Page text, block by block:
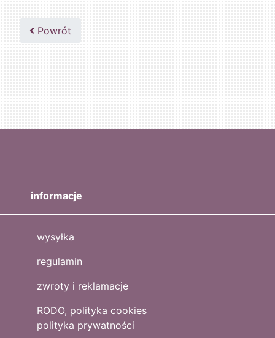
Powrót
informacje
wysyłka
regulamin
zwroty i reklamacje
RODO, polityka cookies
polityka prywatności